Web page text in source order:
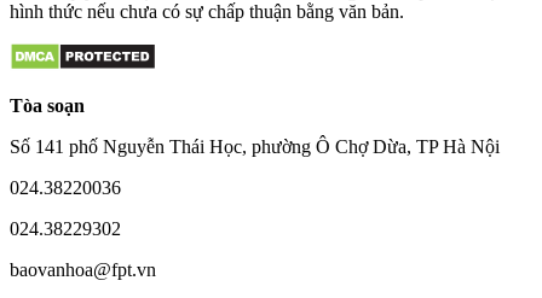
hình thức nếu chưa có sự chấp thuận bằng văn bản.
Tòa soạn
Số 141 phố Nguyễn Thái Học, phường Ô Chợ Dừa, TP Hà Nội
024.38220036
024.38229302
baovanhoa@fpt.vn